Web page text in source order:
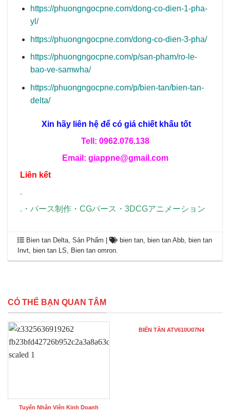
https://phuongngocpne.com/dong-co-dien-1-pha-
yl/
https://phuongngocpne.com/dong-co-dien-3-pha/
https://phuongngocpne.com/p/san-pham/ro-le-
bao-ve-samwha/
https://phuongngocpne.com/p/bien-tan/bien-tan-
delta/
Xin hãy liên hệ để có giá chiết khấu tốt
Tell: 0962.076.138
Email: giappne@gmail.com
Liên kết
.
. ・ パース制作 ・ CGパース ・ 3DCGアニメーション
Bien tan Delta ,Sản Phẩm | bien tan bien tan Abb
bien tan
Invt
bien tan LS Bien tan omron
CÓ THỂ BẠN QUAN TÂM
Tuyển Nhân Viên Kinh Doanh
BIẾN TẦN ATV610U07N4